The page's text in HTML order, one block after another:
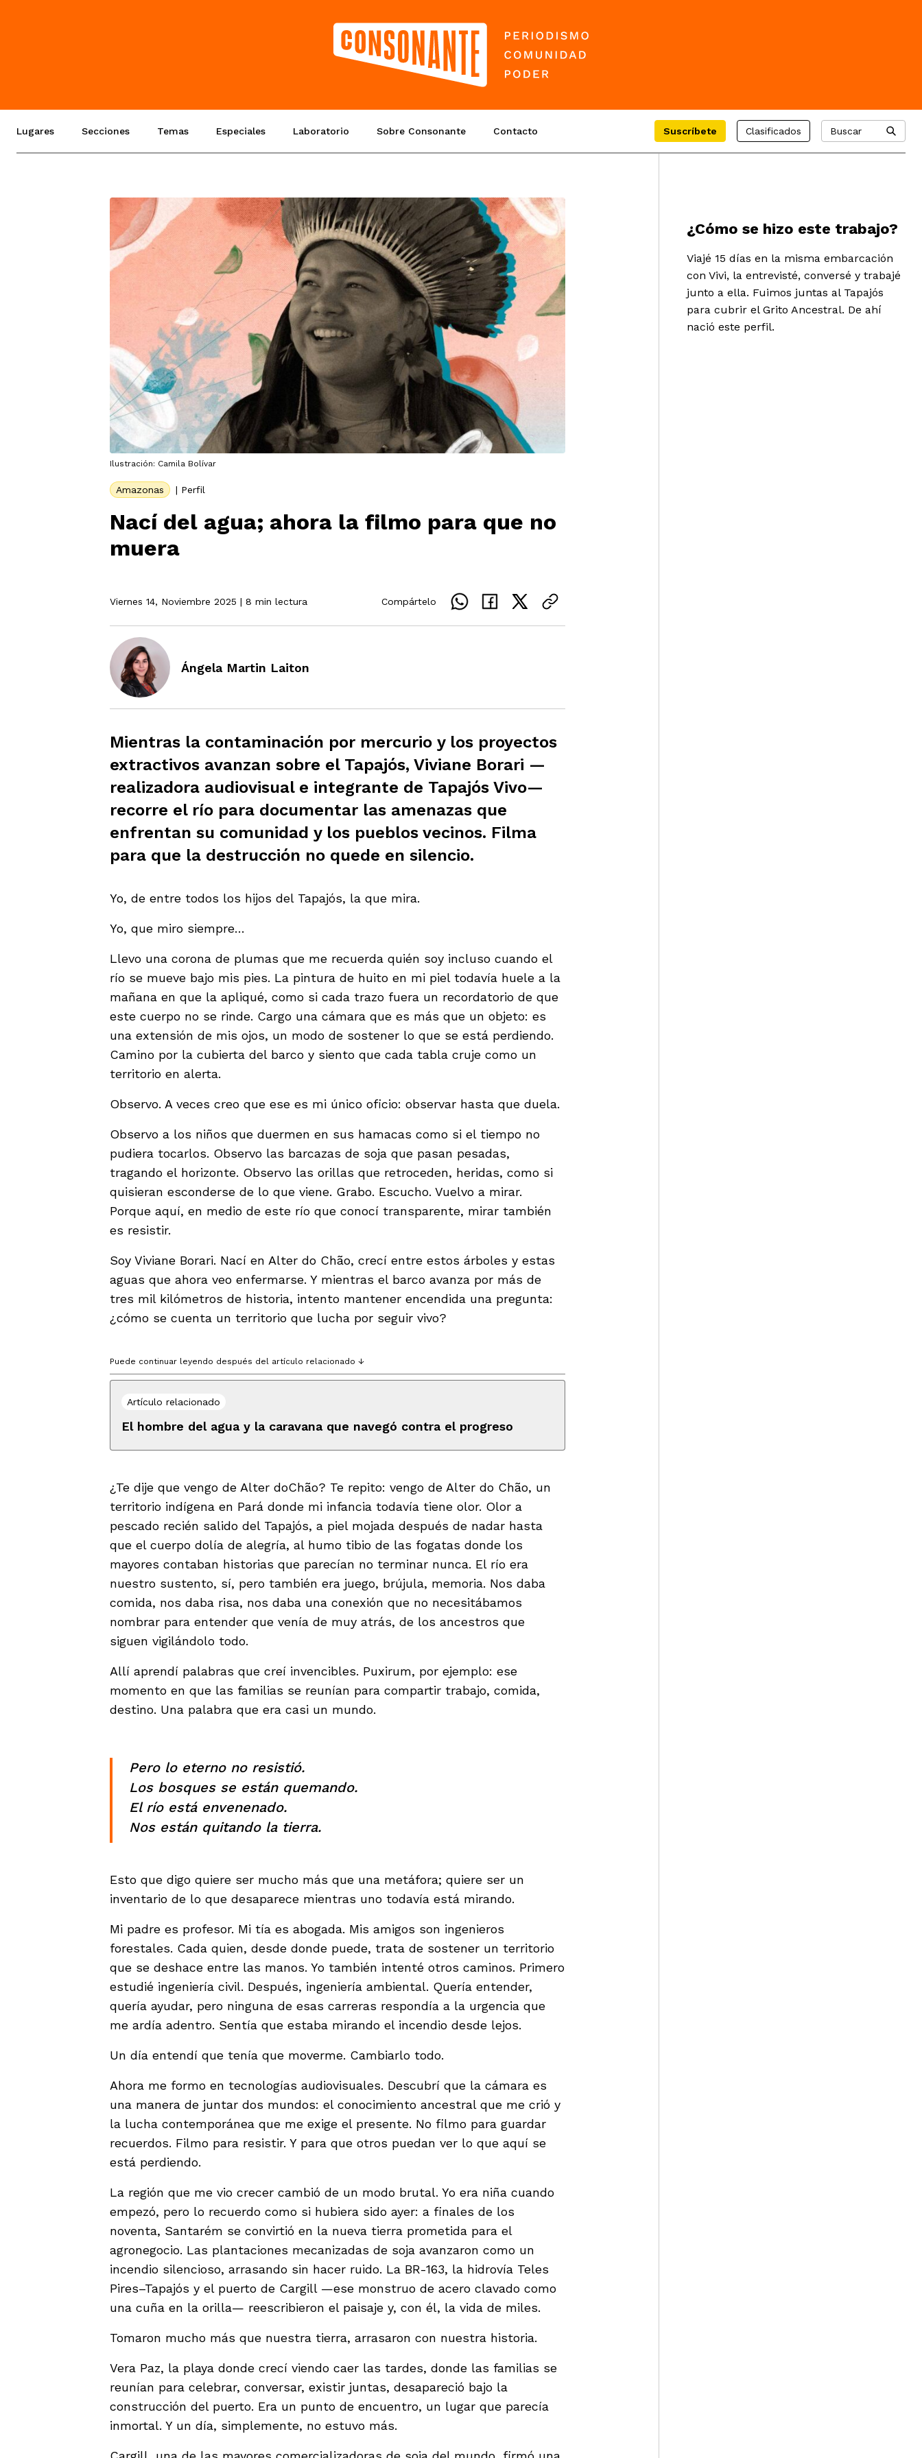
Lugares Secciones Temas Especiales Laboratorio Sobre Consonante Contacto Suscríbete Clasificados Buscar
Ilustración: Camila Bolívar
Amazonas | Perfil
Nací del agua; ahora la filmo para que no
muera
Viernes 14, Noviembre 2025 | 8 min lectura Compártelo
Ángela Martin Laiton
Mientras la contaminación por mercurio y los proyectos
extractivos avanzan sobre el Tapajós, Viviane Borari —
realizadora audiovisual e integrante de Tapajós Vivo—
recorre el río para documentar las amenazas que
enfrentan su comunidad y los pueblos vecinos. Filma
para que la destrucción no quede en silencio.
Yo, de entre todos los hijos del Tapajós, la que mira.
Yo, que miro siempre…
Llevo una corona de plumas que me recuerda quién soy incluso cuando el
río se mueve bajo mis pies. La pintura de huito en mi piel todavía huele a la
mañana en que la apliqué, como si cada trazo fuera un recordatorio de que
este cuerpo no se rinde. Cargo una cámara que es más que un objeto: es
una extensión de mis ojos, un modo de sostener lo que se está perdiendo.
Camino por la cubierta del barco y siento que cada tabla cruje como un
territorio en alerta.
Observo. A veces creo que ese es mi único oficio: observar hasta que duela.
Observo a los niños que duermen en sus hamacas como si el tiempo no
pudiera tocarlos. Observo las barcazas de soja que pasan pesadas,
tragando el horizonte. Observo las orillas que retroceden, heridas, como si
quisieran esconderse de lo que viene. Grabo. Escucho. Vuelvo a mirar.
Porque aquí, en medio de este río que conocí transparente, mirar también
es resistir.
Soy Viviane Borari. Nací en Alter do Chão, crecí entre estos árboles y estas
aguas que ahora veo enfermarse. Y mientras el barco avanza por más de
tres mil kilómetros de historia, intento mantener encendida una pregunta:
¿cómo se cuenta un territorio que lucha por seguir vivo?
Puede continuar leyendo después del artículo relacionado ↓
Artículo relacionado
El hombre del agua y la caravana que navegó contra el progreso
¿Te dije que vengo de Alter doChão? Te repito: vengo de Alter do Chão, un
territorio indígena en Pará donde mi infancia todavía tiene olor. Olor a
pescado recién salido del Tapajós, a piel mojada después de nadar hasta
que el cuerpo dolía de alegría, al humo tibio de las fogatas donde los
mayores contaban historias que parecían no terminar nunca. El río era
nuestro sustento, sí, pero también era juego, brújula, memoria. Nos daba
comida, nos daba risa, nos daba una conexión que no necesitábamos
nombrar para entender que venía de muy atrás, de los ancestros que
siguen vigilándolo todo.
Allí aprendí palabras que creí invencibles. Puxirum, por ejemplo: ese
momento en que las familias se reunían para compartir trabajo, comida,
destino. Una palabra que era casi un mundo.
Pero lo eterno no resistió.
Los bosques se están quemando.
El río está envenenado.
Nos están quitando la tierra.
Esto que digo quiere ser mucho más que una metáfora; quiere ser un
inventario de lo que desaparece mientras uno todavía está mirando.
Mi padre es profesor. Mi tía es abogada. Mis amigos son ingenieros
forestales. Cada quien, desde donde puede, trata de sostener un territorio
que se deshace entre las manos. Yo también intenté otros caminos. Primero
estudié ingeniería civil. Después, ingeniería ambiental. Quería entender,
quería ayudar, pero ninguna de esas carreras respondía a la urgencia que
me ardía adentro. Sentía que estaba mirando el incendio desde lejos.
Un día entendí que tenía que moverme. Cambiarlo todo.
Ahora me formo en tecnologías audiovisuales. Descubrí que la cámara es
una manera de juntar dos mundos: el conocimiento ancestral que me crió y
la lucha contemporánea que me exige el presente. No filmo para guardar
recuerdos. Filmo para resistir. Y para que otros puedan ver lo que aquí se
está perdiendo.
La región que me vio crecer cambió de un modo brutal. Yo era niña cuando
empezó, pero lo recuerdo como si hubiera sido ayer: a finales de los
noventa, Santarém se convirtió en la nueva tierra prometida para el
agronegocio. Las plantaciones mecanizadas de soja avanzaron como un
incendio silencioso, arrasando sin hacer ruido. La BR-163, la hidrovía Teles
Pires–Tapajós y el puerto de Cargill —ese monstruo de acero clavado como
una cuña en la orilla— reescribieron el paisaje y, con él, la vida de miles.
Tomaron mucho más que nuestra tierra, arrasaron con nuestra historia.
Vera Paz, la playa donde crecí viendo caer las tardes, donde las familias se
reunían para celebrar, conversar, existir juntas, desapareció bajo la
construcción del puerto. Era un punto de encuentro, un lugar que parecía
inmortal. Y un día, simplemente, no estuvo más.
¿Cómo se hizo este trabajo?
Viajé 15 días en la misma embarcación
con Vivi, la entrevisté, conversé y trabajé
junto a ella. Fuimos juntas al Tapajós
para cubrir el Grito Ancestral. De ahí
nació este perfil.